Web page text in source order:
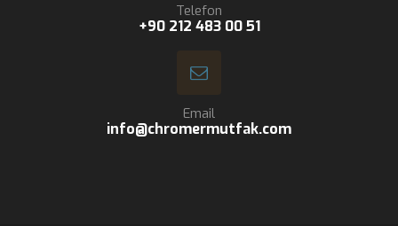
Telefon
+90 212 483 00 51
Email
info@chromermutfak.com